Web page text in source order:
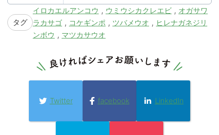
タグ
イロカエルアンコウ , ウミウシカクレエビ , オガサワ
ラカサゴ , コケギンポ , ツバメウオ , ヒレナガネジリ
ンボウ , マツカサウオ
Twitter facebook LinkedIn